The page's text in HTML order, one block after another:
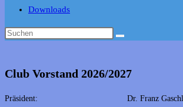
Downloads
Club Vorstand 2026/2027
Präsident: Dr. Franz